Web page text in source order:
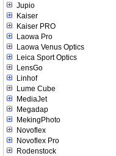
Jupio
Kaiser
Kaiser PRO
Laowa Pro
Laowa Venus Optics
Leica Sport Optics
LensGo
Linhof
Lume Cube
MediaJet
Megadap
MekingPhoto
Novoflex
Novoflex Pro
Rodenstock